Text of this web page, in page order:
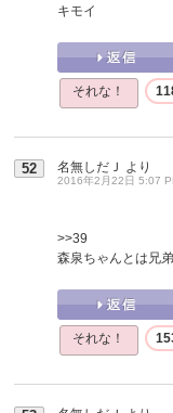
キモイ
それな！
52 名無しだＪ より
2016年2月22日 5:07
>>39
森泉ちゃんとは兄
それな！